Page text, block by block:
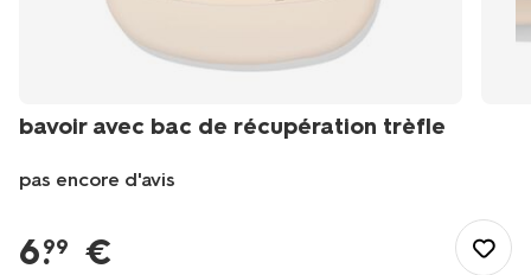
bavoir avec bac de récupération trèfle
pas encore d'avis
fr/bebe/soins-
bebe/bavoirs/bavoir-
6.
99 €